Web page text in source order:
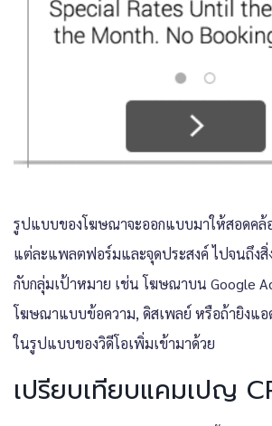
รูปแบบของโฆษณาจะออกแบบมาให้สอดค
แต่ละแพลตฟอร์มและจุดประสงค์ ไปจนถึงสิ่
กับกลุ่มเป้าหมาย เช่น โฆษณาบน Google
โฆษณาแบบข้อความ, ดิสเพลย์ หรือถ้ายิงแอ
ในรูปแบบของวิดีโอเพิ่มเข้ามาด้วย
เปรียบเทียบแคมเปญ